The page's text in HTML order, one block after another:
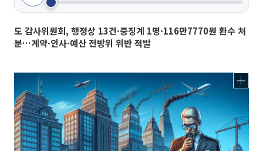
도 감사위원회, 행정상 13건·중징계 1명·116만7770원 환수 처
분…계약·인사·예산 전방위 위반 적발